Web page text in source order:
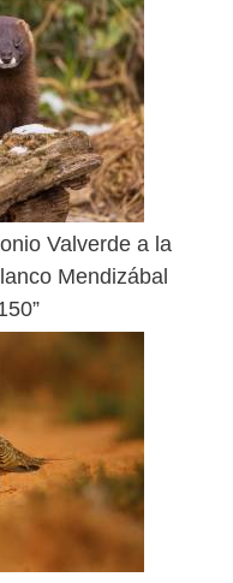
Valverde a la
Mendizábal